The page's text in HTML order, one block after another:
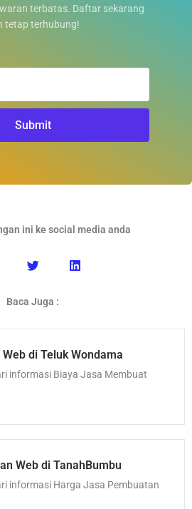
terbatas. Daftar sekarang
tetap terhubung!
Submit
ini ke social media anda
Baca Juga :
di Teluk Wondama
informasi Biaya Jasa Membuat
Web di TanahBumbu
informasi Harga Jasa Pembuatan